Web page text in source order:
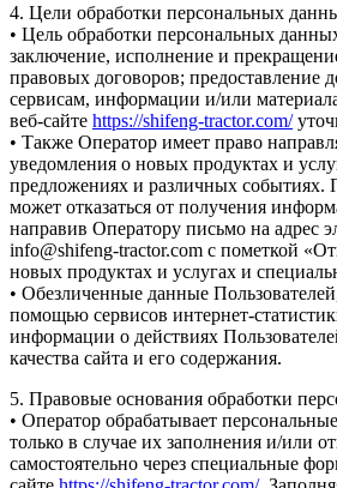
4. Цели обработки персональных
• Цель обработки персональных
заключение, исполнение и
правовых договоров; предоставление
сервисам, информации и/или
веб-сайте https://shifeng-tractor.com/
• Также Оператор имеет право
уведомления о новых продуктах и
предложениях и различных событиях.
может отказаться от получения
направив Оператору письмо на адрес
info@shifeng-tractor.com с пометкой
новых продуктах и услугах и
• Обезличенные данные
помощью сервисов интернет-
информации о действиях
качества сайта и его содержания.
5. Правовые основания обработки
• Оператор обрабатывает
только в случае их заполнения и/или
самостоятельно через специальные